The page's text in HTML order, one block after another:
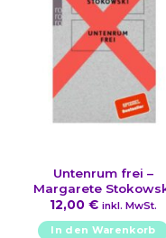
Untenrum frei –
Margarete
12,00 € inkl. MwSt.
In den Warenkorb